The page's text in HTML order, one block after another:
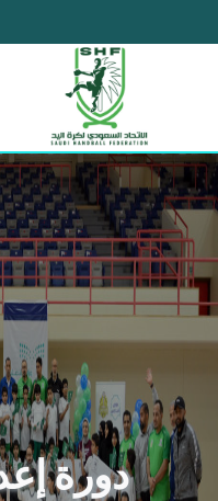
دورة